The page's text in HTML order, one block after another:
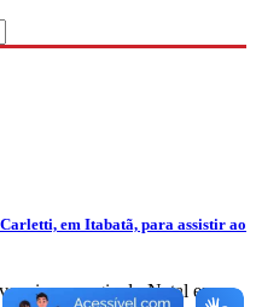
em Itabatã, para assistir ao
a magia do Natal em